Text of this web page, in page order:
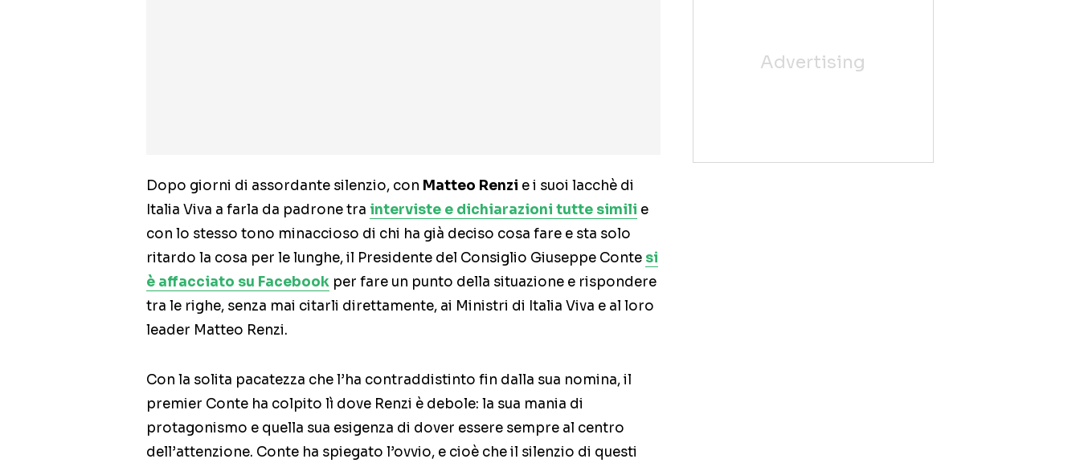
Dopo giorni di assordante silenzio, con Matteo Renzi e i suoi lacchè di
Italia Viva a farla da padrone tra interviste e dichiarazioni tutte simili e
con lo stesso tono minaccioso di chi ha già deciso cosa fare e sta solo
ritardo la cosa per le lunghe, il Presidente del Consiglio Giuseppe Conte si
è affacciato su Facebook per fare un punto della situazione e rispondere
tra le righe, senza mai citarli direttamente, ai Ministri di Italia Viva e al loro
leader Matteo Renzi.
Con la solita pacatezza che l’ha contraddistinto fin dalla sua nomina, il
premier Conte ha colpito lì dove Renzi è debole: la sua mania di
protagonismo e quella sua esigenza di dover essere sempre al centro
dell’attenzione. Conte ha spiegato l’ovvio, e cioè che il silenzio di questi